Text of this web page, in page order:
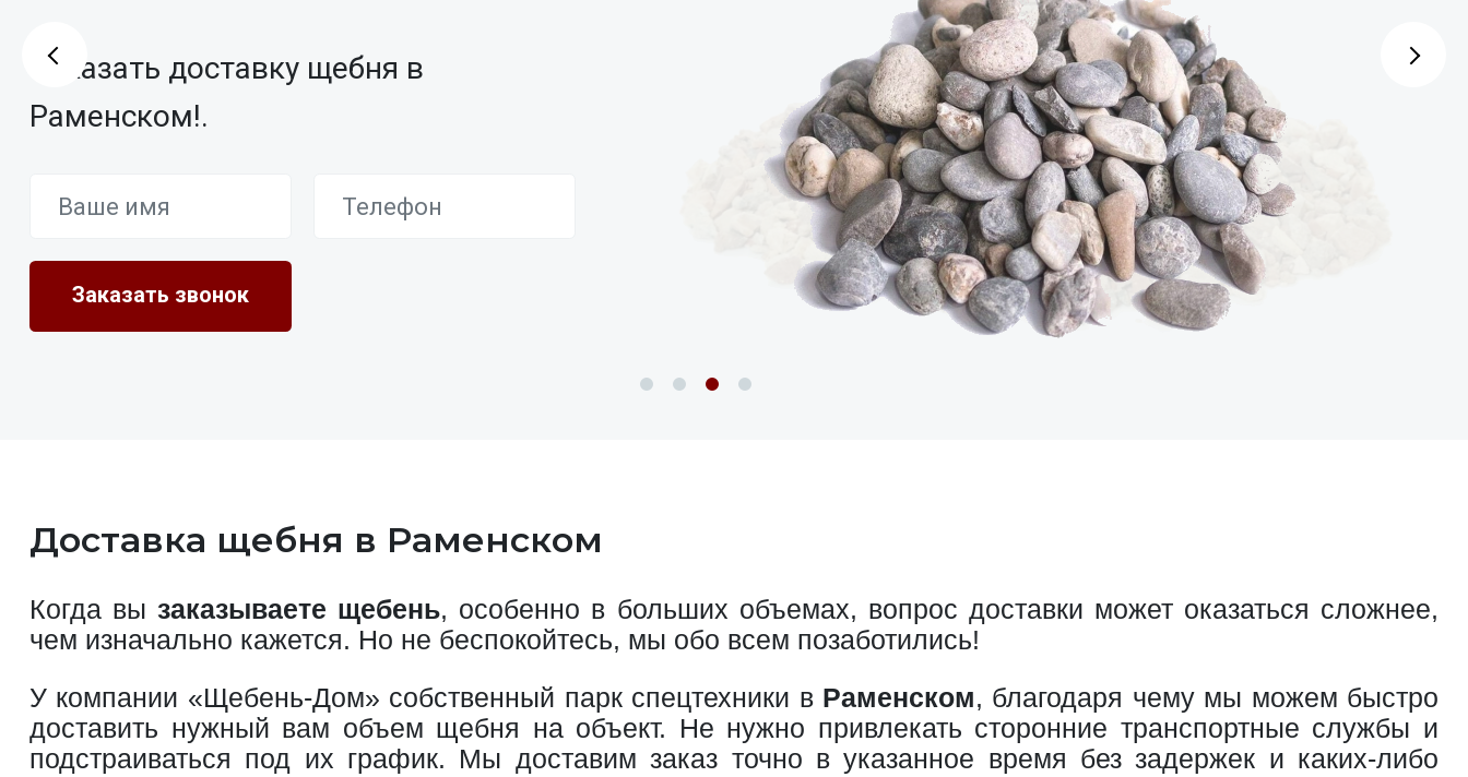
Заказать доставку щебня в
Раменском!.
Доставка щебня в Раменском
Когда вызаказываете щебень, особенно в больших объемах, вопрос доставки может оказаться сложнее,
чем изначально кажется. Но не беспокойтесь, мы обо всем позаботились!
У компании «Щебень-Дом» собственный парк спецтехники в Раменском, благодаря чему мы можем быстро
доставить нужный вам объем щебня на объект. Не нужно привлекать сторонние транспортные службы и
подстраиваться под их график. Мы доставим заказ точно в указанное время без задержек и каких-либо